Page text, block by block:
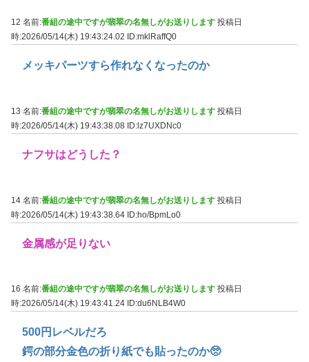
12 名前:番組の途中ですが翡翠の名無しがお送りします 投稿日
時:2026/05/14(木) 19:43:24.02
ID:mklRaffQ0
メッキパーツすら作れなくなったのか
13 名前:番組の途中ですが翡翠の名無しがお送りします 投稿日
時:2026/05/14(木) 19:43:38.08 ID:lz7UXDNc0
ナフサはどうした？
14 名前:番組の途中ですが翡翠の名無しがお送りします 投稿日
時:2026/05/14(木) 19:43:38.64 ID:ho/BpmLo0
金属感が足りない
16 名前:番組の途中ですが翡翠の名無しがお送りします 投稿日
時:2026/05/14(木) 19:43:41.24 ID:du6NLB4W0
500円レベルだろ
鍔の部分金色の折り紙でも貼ったのか🥺